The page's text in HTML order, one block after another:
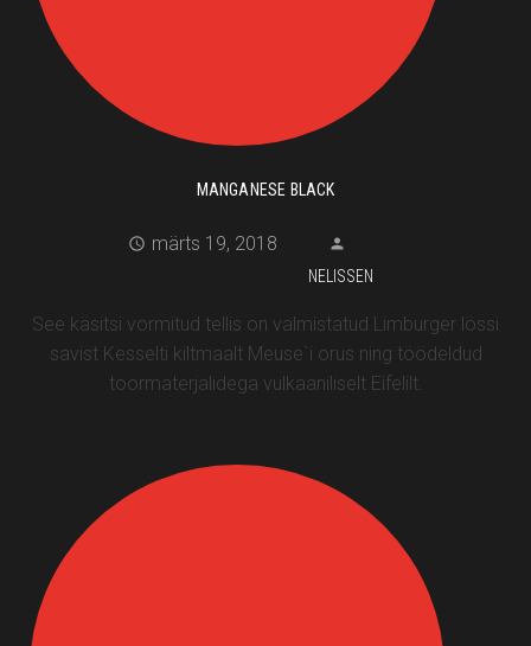
MANGANESE BLACK
märts 19, 2018
NELISSEN
See käsitsi vormitud tellis on valmistatud Limburger lössi
savist Kesselti kiltmaalt Meuse`i orus ning töödeldud
toormaterjalidega vulkaaniliselt Eifelilt.